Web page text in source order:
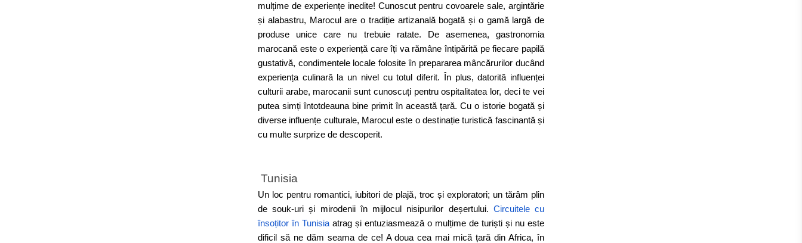
mulțime de experiențe inedite! Cunoscut pentru covoarele sale, argintărie
și alabastru, Marocul are o tradiție artizanală bogată și o gamă largă de
produse unice care nu trebuie ratate. De asemenea, gastronomia
marocană este o experiență care îți va rămâne întipărită pe fiecare papilă
gustativă, condimentele locale folosite în prepararea mâncărurilor ducând
experiența culinară la un nivel cu totul diferit. În plus, datorită influenței
culturii arabe, marocanii sunt cunoscuți pentru ospitalitatea lor, deci te vei
putea simți întotdeauna bine primit în această țară. Cu o istorie bogată și
diverse influențe culturale, Marocul este o destinație turistică fascinantă și
cu multe surprize de descoperit.
Tunisia
Un loc pentru romantici, iubitori de plajă, troc și exploratori; un tărâm plin
de souk-uri și mirodenii în mijlocul nisipurilor deșertului. Circuitele cu
însoțitor în Tunisia atrag și entuziasmează o mulțime de turiști și nu este
dificil să ne dăm seama de ce! A doua cea mai mică țară din Africa, în